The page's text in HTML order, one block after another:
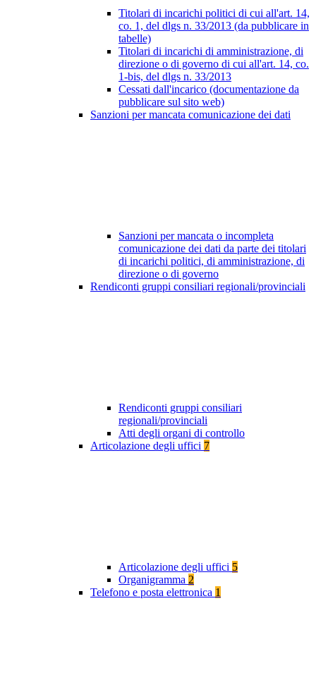
Titolari di incarichi politici di cui all'art. 14,
co. 1, del dlgs n. 33/2013 (da pubblicare in
tabelle)
Titolari di incarichi di amministrazione, di
direzione o di governo di cui all'art. 14, co.
1-bis, del dlgs n. 33/2013
Cessati dall'incarico (documentazione da
pubblicare sul sito web)
Sanzioni per mancata comunicazione dei dati
Sanzioni per mancata o incompleta
comunicazione dei dati da parte dei titolari
di incarichi politici, di amministrazione, di
direzione o di governo
Rendiconti gruppi consiliari regionali/provinciali
Rendiconti gruppi consiliari
regionali/provinciali
Atti degli organi di controllo
Articolazione degli uffici 7
Articolazione degli uffici 5
Organigramma 2
Telefono e posta elettronica 1